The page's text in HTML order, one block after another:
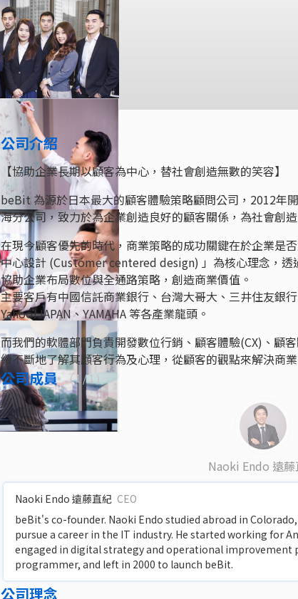
公司介紹
【協助企業長期以顧客為中心，替社會創造無數的笑容】
beBit 為源於日本最大的顧客體驗策略顧問公司，2012年
海分公司，致力於為企業創造良好的顧客關係，為社會創
在現今顧客優先的時代，商業策略的成功關鍵在於企業是
中心設計 (Customer centered design) 」為核心理念，透
協助企業布局數位與全通路策略，創造商業價值。
主要客戶有中國信託商業銀行、台灣大哥大、三井住友銀
Yahoo!JAPAN、YAMAHA 等各產業龍頭。
而我們的軟體部門負責開發數位行銷、顧客體驗(CX)、顧
續不斷地了解其顧客行為及心理，從顧客的觀點來解決商業
公司成員 (1 / 1 )
Naoki Endo 遠藤
Naoki Endo 遠藤直紀 CEO
beBit's co-founder. Naoki Endo studied abroad in
pursue a career in the IT industry. He started working for
engaged in digital strategy and operational improvement
programmer, and left in 2000 to launch beBit.
公司理念